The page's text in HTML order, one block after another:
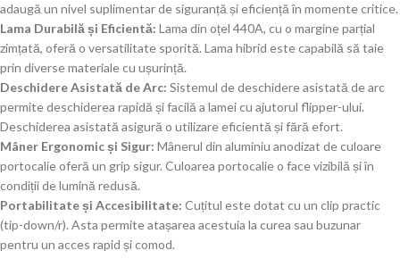
adaugă un nivel suplimentar de siguranță și eficiență în momente critice.
Lama Durabilă și Eficientă: Lama din oțel 440A, cu o margine parțial
zimțată, oferă o versatilitate sporită. Lama hibrid este capabilă să taie
prin diverse materiale cu ușurință.
Deschidere Asistată de Arc: Sistemul de deschidere asistată de arc
permite deschiderea rapidă și facilă a lamei cu ajutorul flipper-ului.
Deschiderea asistată asigură o utilizare eficientă și fără efort.
Mâner Ergonomic și Sigur: Mânerul din aluminiu anodizat de culoare
portocalie oferă un grip sigur. Culoarea portocalie o face vizibilă și în
condiții de lumină redusă.
Portabilitate și Accesibilitate: Cuțitul este dotat cu un clip practic
(tip-down/r). Asta permite atașarea acestuia la curea sau buzunar
pentru un acces rapid și comod.